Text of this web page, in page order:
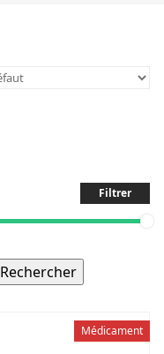
Filtrer
Médicament